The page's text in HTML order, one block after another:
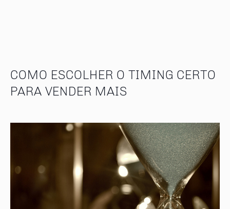
COMO ESCOLHER O TIMING CERTO
PARA VENDER MAIS